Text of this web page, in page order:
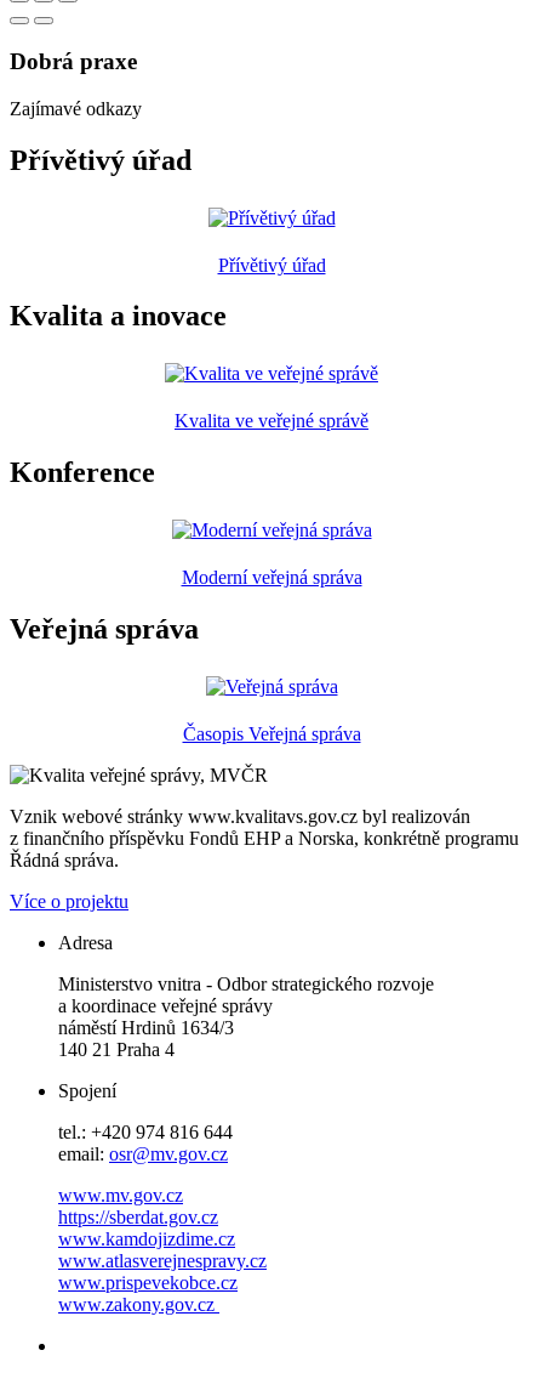
Dobrá praxe
Zajímavé odkazy
Přívětivý úřad
Přívětivý úřad
Kvalita a inovace
Kvalita ve veřejné správě
Konference
Moderní veřejná správa
Veřejná správa
Časopis Veřejná správa
Vznik webové stránky www.kvalitavs.gov.cz byl realizován
z finančního příspěvku Fondů EHP a Norska, konkrétně programu
Řádná správa.
Více o projektu
Adresa
Ministerstvo vnitra - Odbor strategického rozvoje
a koordinace veřejné správy
náměstí Hrdinů 1634/3
140 21 Praha 4
Spojení
tel.: +420 974 816 644
email: osr@mv.gov.cz
www.mv.gov.cz
https://sberdat.gov.cz
www.kamdojizdime.cz
www.atlasverejnespravy.cz
www.prispevekobce.cz
www.zakony.gov.cz